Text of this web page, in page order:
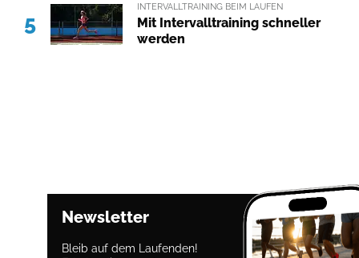
5
INTERVALLTRAINING BEIM LAUFEN
Mit Intervalltraining schneller
werden
Newsletter
Bleib auf dem Laufenden!